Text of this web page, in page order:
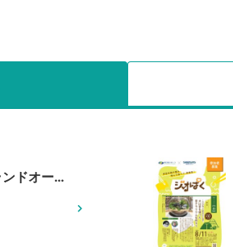
relark伊豆高原 グランドオープン